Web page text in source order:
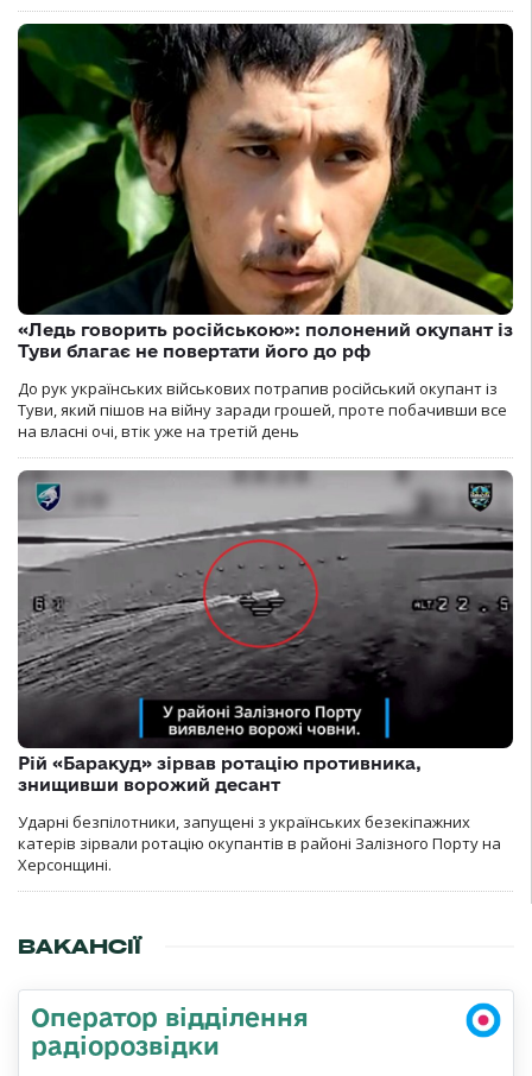
«Ледь говорить російською»: полонений окупант із
Туви благає не повертати його до рф
До рук українських військових потрапив російський окупант із
Туви, який пішов на війну заради грошей, проте побачивши все
на власні очі, втік уже на третій день
Рій «Баракуд» зірвав ротацію противника,
знищивши ворожий десант
Ударні безпілотники, запущені з українських безекіпажних
катерів зірвали ротацію окупантів в районі Залізного Порту на
Херсонщині.
ВАКАНСІЇ
Оператор відділення
радіорозвідки